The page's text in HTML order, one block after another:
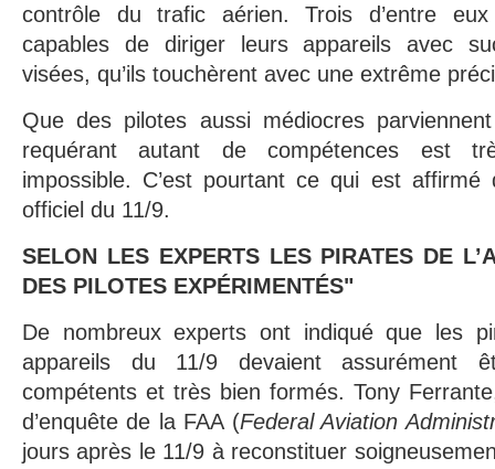
contrôle du trafic aérien. Trois d’entre
capables de diriger leurs appareils avec
visées, qu’ils touchèrent avec une extrême
Que des pilotes aussi médiocres
requérant autant de compétences est
impossible. C’est pourtant ce qui est affirmé
officiel du 11/9.
SELON LES EXPERTS LES PIRATES DE
DES PILOTES EXPÉRIMENTÉS"
De nombreux experts ont indiqué que les
appareils du 11/9 devaient assurément
compétents et très bien formés. Tony
d’enquête de la FAA (Federal Aviation
jours après le 11/9 à reconstituer